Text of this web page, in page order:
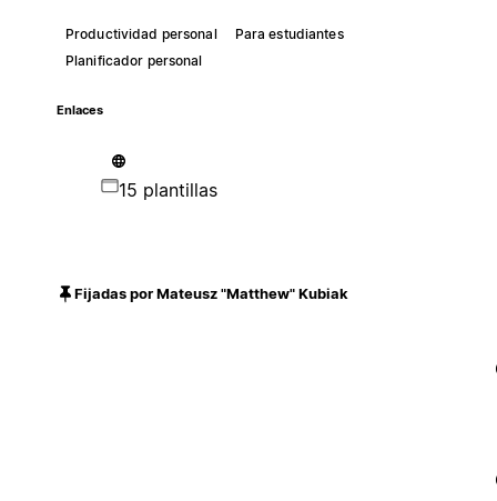
Productividad personal
Para estudiantes
Planificador personal
Enlaces
15 plantillas
Fijadas por Mateusz "Matthew" Kubiak